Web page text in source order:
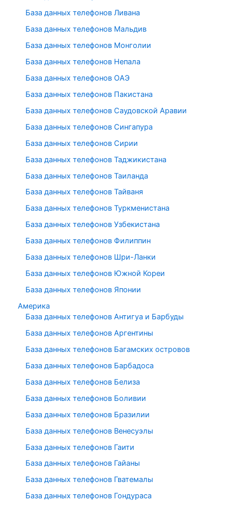
База данных телефонов Ливана
База данных телефонов Мальдив
База данных телефонов Монголии
База данных телефонов Непала
База данных телефонов ОАЭ
База данных телефонов Пакистана
База данных телефонов Саудовской Аравии
База данных телефонов Сингапура
База данных телефонов Сирии
База данных телефонов Таджикистана
База данных телефонов Таиланда
База данных телефонов Тайваня
База данных телефонов Туркменистана
База данных телефонов Узбекистана
База данных телефонов Филиппин
База данных телефонов Шри-Ланки
База данных телефонов Южной Кореи
База данных телефонов Японии
Америка
База данных телефонов Антигуа и Барбуды
База данных телефонов Аргентины
База данных телефонов Багамских островов
База данных телефонов Барбадоса
База данных телефонов Белиза
База данных телефонов Боливии
База данных телефонов Бразилии
База данных телефонов Венесуэлы
База данных телефонов Гаити
База данных телефонов Гайаны
База данных телефонов Гватемалы
База данных телефонов Гондураса